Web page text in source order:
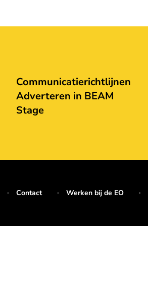
Communicatierichtlijnen
Adverteren in BEAM
Stage
Contact Werken bij de EO